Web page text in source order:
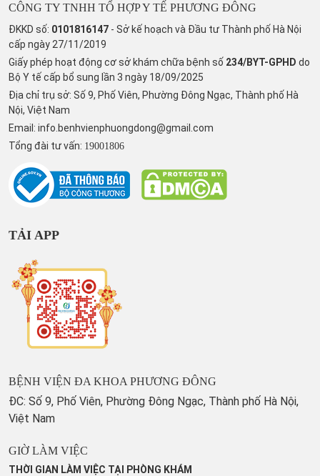
CÔNG TY TNHH TỔ HỢP Y TẾ PHƯƠNG ĐÔNG
ĐKKD số: 0101816147 - Sở kế hoạch và Đầu tư Thành phố Hà Nội
cấp ngày 27/11/2019
Giấy phép hoạt động cơ sở khám chữa bệnh số 234/BYT-GPHD do
Bộ Y tế cấp bổ sung lần 3 ngày 18/09/2025
Địa chỉ trụ sở: Số 9, Phố Viên, Phường Đông Ngạc, Thành phố Hà
Nội, Việt Nam
Email: info.benhvienphuongdong@gmail.com
Tổng đài tư vấn: 19001806
TẢI APP
BỆNH VIỆN ĐA KHOA PHƯƠNG ĐÔNG
ĐC: Số 9, Phố Viên, Phường Đông Ngạc, Thành phố Hà Nội,
Việt Nam
GIỜ LÀM VIỆC
THỜI GIAN LÀM VIỆC TẠI PHÒNG KHÁM